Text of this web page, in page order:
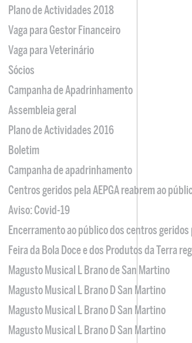
Plano de Actividades 2018
Vaga para Gestor Financeiro
Vaga para Veterinário
Sócios
Campanha de Apadrinhamento
Assembleia geral
Plano de Actividades 2016
Boletim
Campanha de apadrinhamento
Centros geridos pela AEPGA reabrem ao
Aviso: Covid-19
Encerramento ao público dos centros geridos
Feira da Bola Doce e dos Produtos da Terra
Magusto Musical L Brano de San Martino
Magusto Musical L Brano D San Martino
Magusto Musical L Brano D San Martino
Magusto Musical L Brano D San Martino